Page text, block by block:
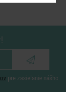
pre zasielanie nášho